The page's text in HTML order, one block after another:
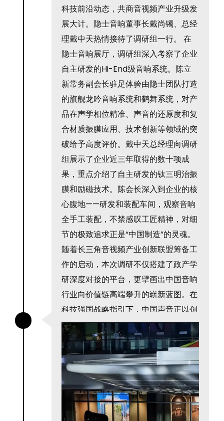
科技前沿动态，共商音视频产业升级发
展大计。隐士音响董事长戴尚镯、总经
理戴中天热情接待了调研组一行。 在
隐士音响展厅，调研组深入考察了企业
自主研发的Hi-End级音响系统。陈立
新常务副会长驻足体验由隐士团队打造
的旗舰龙吟音响系统和鹤舞系统，对产
品在声学相位精准、声音的还原度和复
合材质振膜应用、技术创新等领域的突
破给予高度评价。戴中天总经理向调研
组展示了企业近三年取得的数十项成
果，重点介绍了自主研发的钛三明治振
膜和励磁技术。陈会长深入到企业的核
心腹地——研发和装配车间，观察音响
全手工装配，不禁感叹工匠精神，对细
节的极致追求正是“中国制造”的灵魂。
随着长三角音视频产业创新联盟筹备工
作的启动，本次调研不仅搭建了政产学
研深度对接的平台，更擘画出中国音响
行业向价值链高端攀升的崭新蓝图。在
科技强国战略指引下，中国声音正以创
新为谱，奏响震撼世界的时代强音。
地址：杭州市滨江区江虹路459号F座5
楼 预约电话：0571–56716296 长按上
图二维码即可添加微信客服号 了解更
多信息，预约试听
了解更多